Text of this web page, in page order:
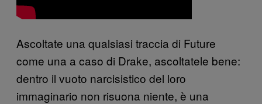
Ascoltate una qualsiasi traccia di Future
come una a caso di Drake, ascoltatele bene:
dentro il vuoto narcisistico del loro
immaginario non risuona niente, è una